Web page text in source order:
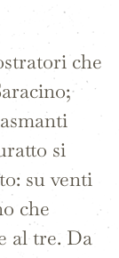
che
si
su venti
che
al tre. Da